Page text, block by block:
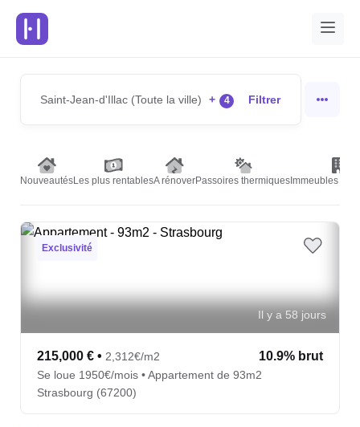
Saint-Jean-d'Illac (Toute la ville) + 4 Filtrer
NouveautésLes plus rentablesA rénoverPassoires thermiques Immeubles de
Exclusivité
Il y a 58 jours
215,000 € • 2,312€/m2 10.9% brut
Se loue 1950€/mois • Appartement de 93m2
Strasbourg (67200)